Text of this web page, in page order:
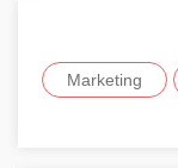
Marketing